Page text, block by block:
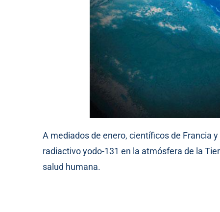
A mediados de enero, científicos de Francia
radiactivo yodo-131 en la atmósfera de la
salud humana.